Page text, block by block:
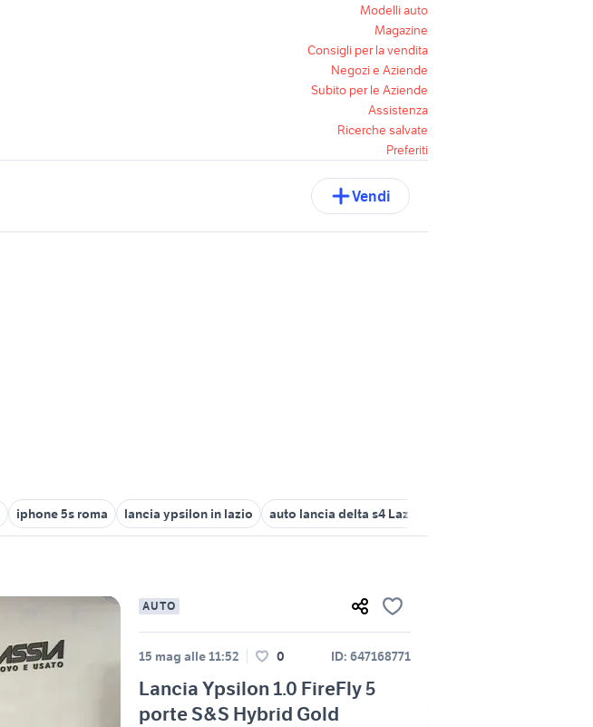
Modelli auto
Magazine
Consigli per la vendita
Negozi e Aziende
Subito per le Aziende
Assistenza
Ricerche salvate
Preferiti
Vendi
iphone 5s roma lancia ypsilon in lazio auto lancia delta s4 Lazio
AUTO
15 mag alle 11:52 0 ID: 647168771
Lancia Ypsilon 1.0 FireFly 5
porte S&S Hybrid Gold